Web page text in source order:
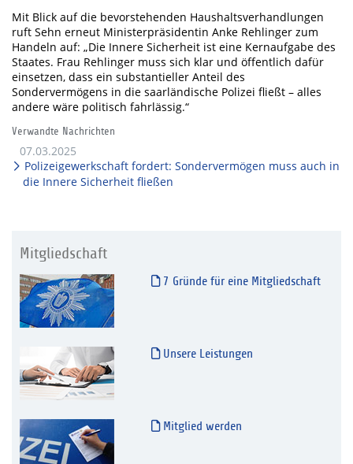
Mit Blick auf die bevorstehenden Haushaltsverhandlungen
ruft Sehn erneut Ministerpräsidentin Anke Rehlinger zum
Handeln auf: „Die Innere Sicherheit ist eine Kernaufgabe des
Staates. Frau Rehlinger muss sich klar und öffentlich dafür
einsetzen, dass ein substantieller Anteil des
Sondervermögens in die saarländische Polizei fließt – alles
andere wäre politisch fahrlässig.“
Verwandte Nachrichten
07.03.2025
Polizeigewerkschaft fordert: Sondervermögen muss auch in
die Innere Sicherheit fließen
Mitgliedschaft
7 Gründe für eine Mitgliedschaft
Unsere Leistungen
Mitglied werden